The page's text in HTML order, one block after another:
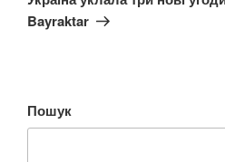
Bayraktar
Пошук